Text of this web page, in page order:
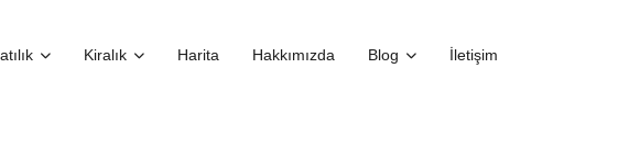
Kiralık Harita Hakkımızda Blog İletişim